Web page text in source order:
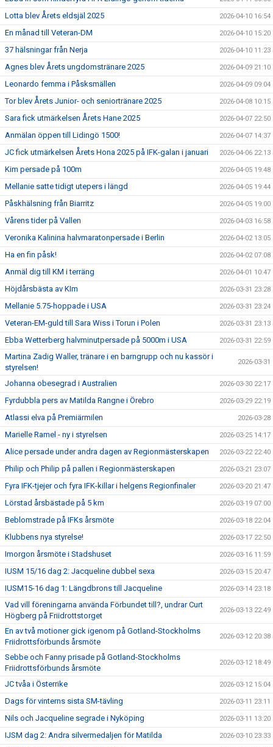
Lotta blev Årets eldsjäl 2025 2026-04-10 16:54
En månad till Veteran-DM 2026-04-10 15:20
37 hälsningar från Nerja 2026-04-10 11:23
Agnes blev Årets ungdomstränare 2025 2026-04-09 21:10
Leonardo femma i Påsksmällen 2026-04-09 09:04
Tor blev Årets Junior- och seniortränare 2025 2026-04-08 10:15
Sara fick utmärkelsen Årets Hane 2025 2026-04-07 22:50
Anmälan öppen till Lidingö 1500! 2026-04-07 14:37
JC fick utmärkelsen Årets Hona 2025 på IFK-galan i januari 2026-04-06 22:13
Kim persade på 100m 2026-04-05 19:48
Mellanie satte tidigt utepers i längd 2026-04-05 19:44
Påskhälsning från Biarritz 2026-04-05 19:00
Vårens tider på Vallen 2026-04-03 16:58
Veronika Kalinina halvmaratonpersade i Berlin 2026-04-02 13:05
Ha en fin påsk! 2026-04-02 07:08
Anmäl dig till KM i terräng 2026-04-01 10:47
Höjdårsbästa av KIm 2026-03-31 23:28
Mellanie 5.75-hoppade i USA 2026-03-31 23:24
Veteran-EM-guld till Sara Wiss i Torun i Polen 2026-03-31 23:13
Ebba Wetterberg halvminutpersade på 5000m i USA 2026-03-31 22:59
Martina Zadig Waller, tränare i en barngrupp och nu kassör i
styrelsen!
2026-03-31
Johanna obesegrad i Australien 2026-03-30 22:17
Fyrdubbla pers av Matilda Rangne i Örebro 2026-03-29 22:19
Atlassi elva på Premiärmilen 2026-03-28
Marielle Ramel - ny i styrelsen 2026-03-25 14:17
Alice persade under andra dagen av Regionmästerskapen 2026-03-22 22:40
Philip och Philip på pallen i Regionmästerskapen 2026-03-21 23:07
Fyra IFK-tjejer och fyra IFK-killar i helgens Regionfinaler 2026-03-20 21:47
Lörstad årsbästade på 5 km 2026-03-19 07:00
Beblomstrade på IFKs årsmöte 2026-03-18 22:04
Klubbens nya styrelse! 2026-03-17 22:50
Imorgon årsmöte i Stadshuset 2026-03-16 11:59
IUSM 15/16 dag 2: Jacqueline dubbel sexa 2026-03-15 20:47
IUSM15-16 dag 1: Längdbrons till Jacqueline 2026-03-14 23:18
Vad vill föreningarna använda Förbundet till?, undrar Curt
Högberg på Friidrottstorget
2026-03-13 22:49
En av två motioner gick igenom på Gotland-Stockholms
Friidrottsförbunds årsmöte
2026-03-12 20:38
Sebbe och Fanny prisade på Gotland-Stockholms
Friidrottsförbunds årsmöte
2026-03-12 18:49
JC tvåa i Österrike 2026-03-12 15:04
Dags för vinterns sista SM-tävling 2026-03-11 23:11
Nils och Jacqueline segrade i Nyköping 2026-03-11 13:20
IJSM dag 2: Andra silvermedaljen för Matilda 2026-03-10 23:33